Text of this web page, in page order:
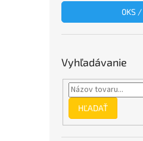
0KS /
Vyhľadávanie
HĽADAŤ